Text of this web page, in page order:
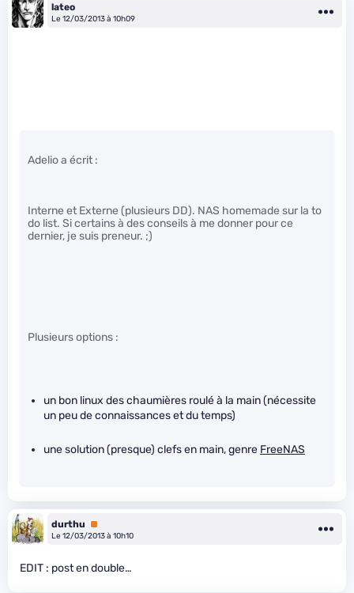
lateo
Le 12/03/2013 à 10h09
Adelio a écrit :
Interne et Externe (plusieurs DD). NAS homemade sur la to
do list. Si certains à des conseils à me donner pour ce
dernier, je suis preneur. ;)
Plusieurs options :
un bon linux des chaumières roulé à la main (nécessite
un peu de connaissances et du temps)
une solution (presque) clefs en main, genre FreeNAS
durthu
Premium
Le 12/03/2013 à 10h10
EDIT : post en double…